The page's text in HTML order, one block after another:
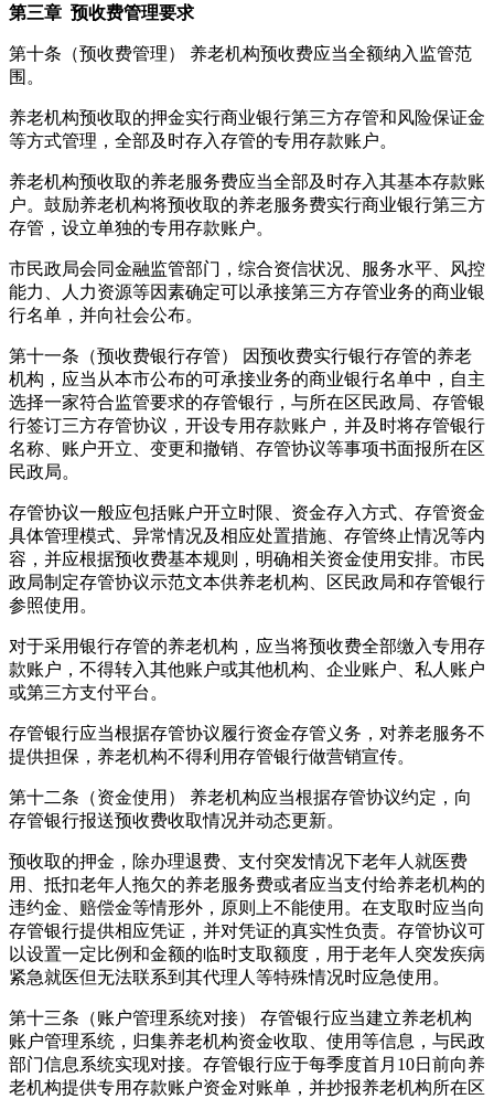
第三章 预收费管理要求
第十条（预收费管理） 养老机构预收费应当全额纳入监管范
围。
养老机构预收取的押金实行商业银行第三方存管和风险保证金
等方式管理，全部及时存入存管的专用存款账户。
养老机构预收取的养老服务费应当全部及时存入其基本存款账
户。鼓励养老机构将预收取的养老服务费实行商业银行第三方
存管，设立单独的专用存款账户。
市民政局会同金融监管部门，综合资信状况、服务水平、风控
能力、人力资源等因素确定可以承接第三方存管业务的商业银
行名单，并向社会公布。
第十一条（预收费银行存管） 因预收费实行银行存管的养老
机构，应当从本市公布的可承接业务的商业银行名单中，自主
选择一家符合监管要求的存管银行，与所在区民政局、存管银
行签订三方存管协议，开设专用存款账户，并及时将存管银行
名称、账户开立、变更和撤销、存管协议等事项书面报所在区
民政局。
存管协议一般应包括账户开立时限、资金存入方式、存管资金
具体管理模式、异常情况及相应处置措施、存管终止情况等内
容，并应根据预收费基本规则，明确相关资金使用安排。市民
政局制定存管协议示范文本供养老机构、区民政局和存管银行
参照使用。
对于采用银行存管的养老机构，应当将预收费全部缴入专用存
款账户，不得转入其他账户或其他机构、企业账户、私人账户
或第三方支付平台。
存管银行应当根据存管协议履行资金存管义务，对养老服务不
提供担保，养老机构不得利用存管银行做营销宣传。
第十二条（资金使用） 养老机构应当根据存管协议约定，向
存管银行报送预收费收取情况并动态更新。
预收取的押金，除办理退费、支付突发情况下老年人就医费
用、抵扣老年人拖欠的养老服务费或者应当支付给养老机构的
违约金、赔偿金等情形外，原则上不能使用。在支取时应当向
存管银行提供相应凭证，并对凭证的真实性负责。存管协议可
以设置一定比例和金额的临时支取额度，用于老年人突发疾病
紧急就医但无法联系到其代理人等特殊情况时应急使用。
第十三条（账户管理系统对接） 存管银行应当建立养老机构
账户管理系统，归集养老机构资金收取、使用等信息，与民政
部门信息系统实现对接。存管银行应于每季度首月10日前向养
老机构提供专用存款账户资金对账单，并抄报养老机构所在区